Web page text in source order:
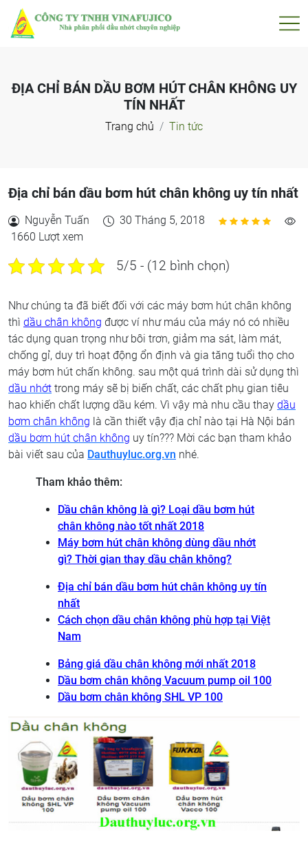
ĐỊA CHỈ BÁN DẦU BƠM HÚT CHÂN KHÔNG UY
TÍN NHẤT
Trang chủ Tin tức
Địa chỉ bán dầu bơm hút chân không uy tín nhất
Nguyễn Tuấn
30 Tháng 5, 2018
1660 Lượt xem
5/5 - (12 bình chọn)
Như chúng ta đã biết đối với các máy bơm hút chân không
thì dầu chân không được ví như máu của máy nó có nhiều
tác dụng quan trọng như bôi trơn, giảm ma sát, làm mát,
chống gỉ, duy trì hoạt động ổn định và gia tăng tuổi thọ cho
máy bơm hút chấn không. sau một quá trình dài sử dụng thì
dầu nhớt trong máy sẽ bị biến chất, các chất phụ gian tiêu
hao khiến chất lượng dầu kém. Vì vậy mà nhu cầu thay dầu
bơm chân không là cần thiết vậy địa chỉ nào tại Hà Nội bán
dầu bơm hút chân không uy tín??? Mời các bạn tham khảo
bài viết sau của Dauthuyluc.org.vn nhé.
Tham khảo thêm:
Dầu chân không là gì? Loại dầu bơm hút
chân không nào tốt nhất 2018
Máy bơm hút chân không dùng dầu nhớt
gì? Thời gian thay dầu chân không?
Địa chỉ bán dầu bơm hút chân không uy tín
nhất
Cách chọn dầu chân không phù hợp tại Việt
Nam
Bảng giá dầu chân không mới nhất 2018
Dầu bơm chân không Vacuum pump oil 100
Dầu bơm chân không SHL VP 100